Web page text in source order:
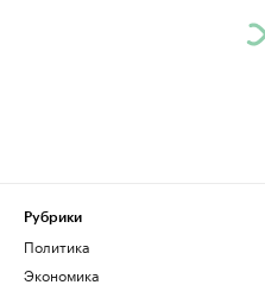
Рубрики
Политика
Экономика